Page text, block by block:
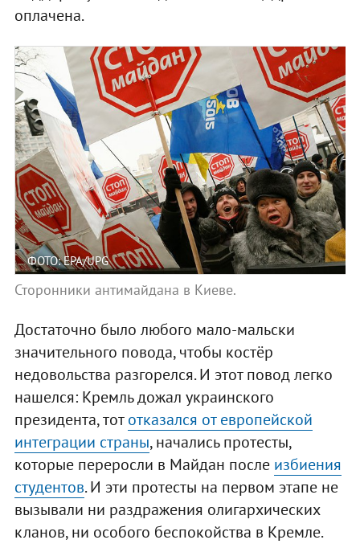
оплачена.
ФОТО: EPA/UPG
Сторонники антимайдана в Киеве.
Достаточно было любого мало-мальски
значительного повода, чтобы костёр
недовольства разгорелся. И этот повод легко
нашелся: Кремль дожал украинского
президента, тототказался от европейской
интеграции страны, начались протесты,
которые переросли в Майдан после избиения
студентов. И эти протесты на первом этапе не
вызывали ни раздражения олигархических
кланов, ни особого беспокойства в Кремле.